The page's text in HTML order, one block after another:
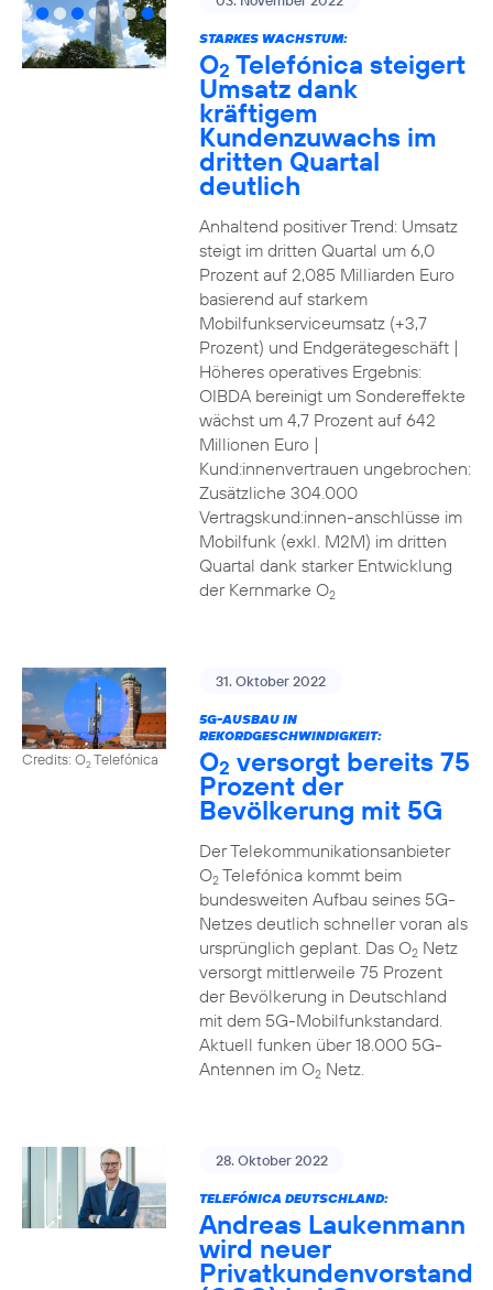
STARKES WACHSTUM:
O2 Telefónica steigert
Umsatz dank
kräftigem
Kundenzuwachs im
dritten Quartal
deutlich
Anhaltend positiver Trend: Umsatz
steigt im dritten Quartal um 6,0
Prozent auf 2,085 Milliarden Euro
basierend auf starkem
Mobilfunkserviceumsatz (+3,7
Prozent) und Endgerätegeschäft |
Höheres operatives Ergebnis:
OIBDA bereinigt um Sondereffekte
wächst um 4,7 Prozent auf 642
Millionen Euro |
Kund:innenvertrauen ungebrochen:
Zusätzliche 304.000
Vertragskund:innen-anschlüsse im
Mobilfunk (exkl. M2M) im dritten
Quartal dank starker Entwicklung
der Kernmarke O2
Credits: O2Telefónica
31. Oktober 2022
5G-AUSBAU IN
REKORDGESCHWINDIGKEIT:
O2 versorgt bereits 75
Prozent der
Bevölkerung mit 5G
Der Telekommunikationsanbieter
O2Telefónica kommt beim
bundesweiten Aufbau seines 5G-
Netzes deutlich schneller voran als
ursprünglich geplant. Das O2Netz
versorgt mittlerweile 75 Prozent
der Bevölkerung in Deutschland
mit dem 5G-Mobilfunkstandard.
Aktuell funken über 18.000 5G-
Antennen im O2Netz.
28. Oktober 2022
TELEFÓNICA DEUTSCHLAND:
Andreas Laukenmann
wird neuer
Privatkundenvorstand